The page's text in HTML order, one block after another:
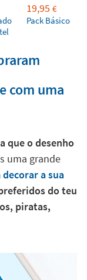
19,95 €
Pack Básico
com uma
que o desenho
uma grande
a sua
do teu
piratas,